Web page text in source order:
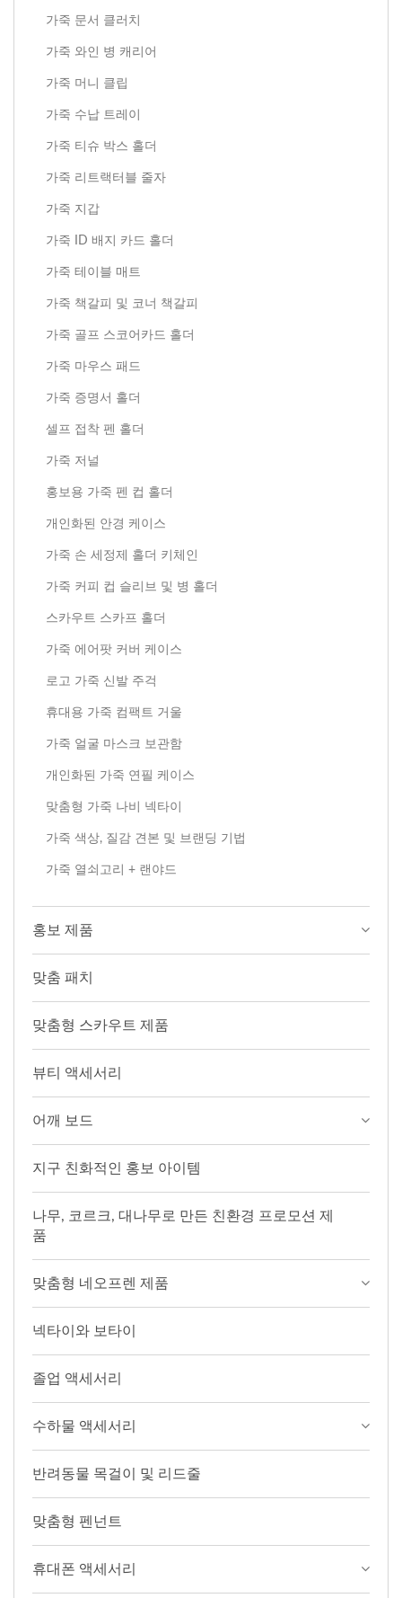
가죽 문서 클러치
가죽 와인 병 캐리어
가죽 머니 클립
가죽 수납 트레이
가죽 티슈 박스 홀더
가죽 리트랙터블 줄자
가죽 지갑
가죽 ID 배지 카드 홀더
가죽 테이블 매트
가죽 책갈피 및 코너 책갈피
가죽 골프 스코어카드 홀더
가죽 마우스 패드
가죽 증명서 홀더
셀프 접착 펜 홀더
가죽 저널
홍보용 가죽 펜 컵 홀더
개인화된 안경 케이스
가죽 손 세정제 홀더 키체인
가죽 커피 컵 슬리브 및 병 홀더
스카우트 스카프 홀더
가죽 에어팟 커버 케이스
로고 가죽 신발 주걱
휴대용 가죽 컴팩트 거울
가죽 얼굴 마스크 보관함
개인화된 가죽 연필 케이스
맞춤형 가죽 나비 넥타이
가죽 색상, 질감 견본 및 브랜딩 기법
가죽 열쇠고리 + 랜야드
홍보 제품
맞춤 패치
맞춤형 스카우트 제품
뷰티 액세서리
어깨 보드
지구 친화적인 홍보 아이템
나무, 코르크, 대나무로 만든 친환경 프로모션 제
품
맞춤형 네오프렌 제품
넥타이와 보타이
졸업 액세서리
수하물 액세서리
반려동물 목걸이 및 리드줄
맞춤형 펜넌트
휴대폰 액세서리